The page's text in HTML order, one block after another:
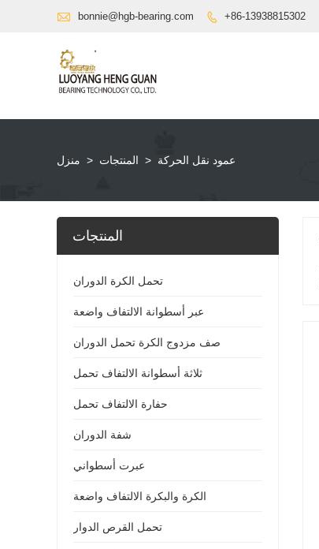
 bonnie@hgb-bearing.com  +86-13938815302
منزل > المنتجات > عمود نقل الحركة
المنتجات
تحمل الكرة الدوران
عبر أسطوانة الالتفاف واضعة
صف مزدوج الكرة تحمل الدوران
ثلاثة أسطوانة الالتفاف تحمل
حفارة الالتفاف تحمل
شفة الدوران
عبرت أسطواني
الكرة والبكرة الالتفاف واضعة
تحمل القرص الدوار